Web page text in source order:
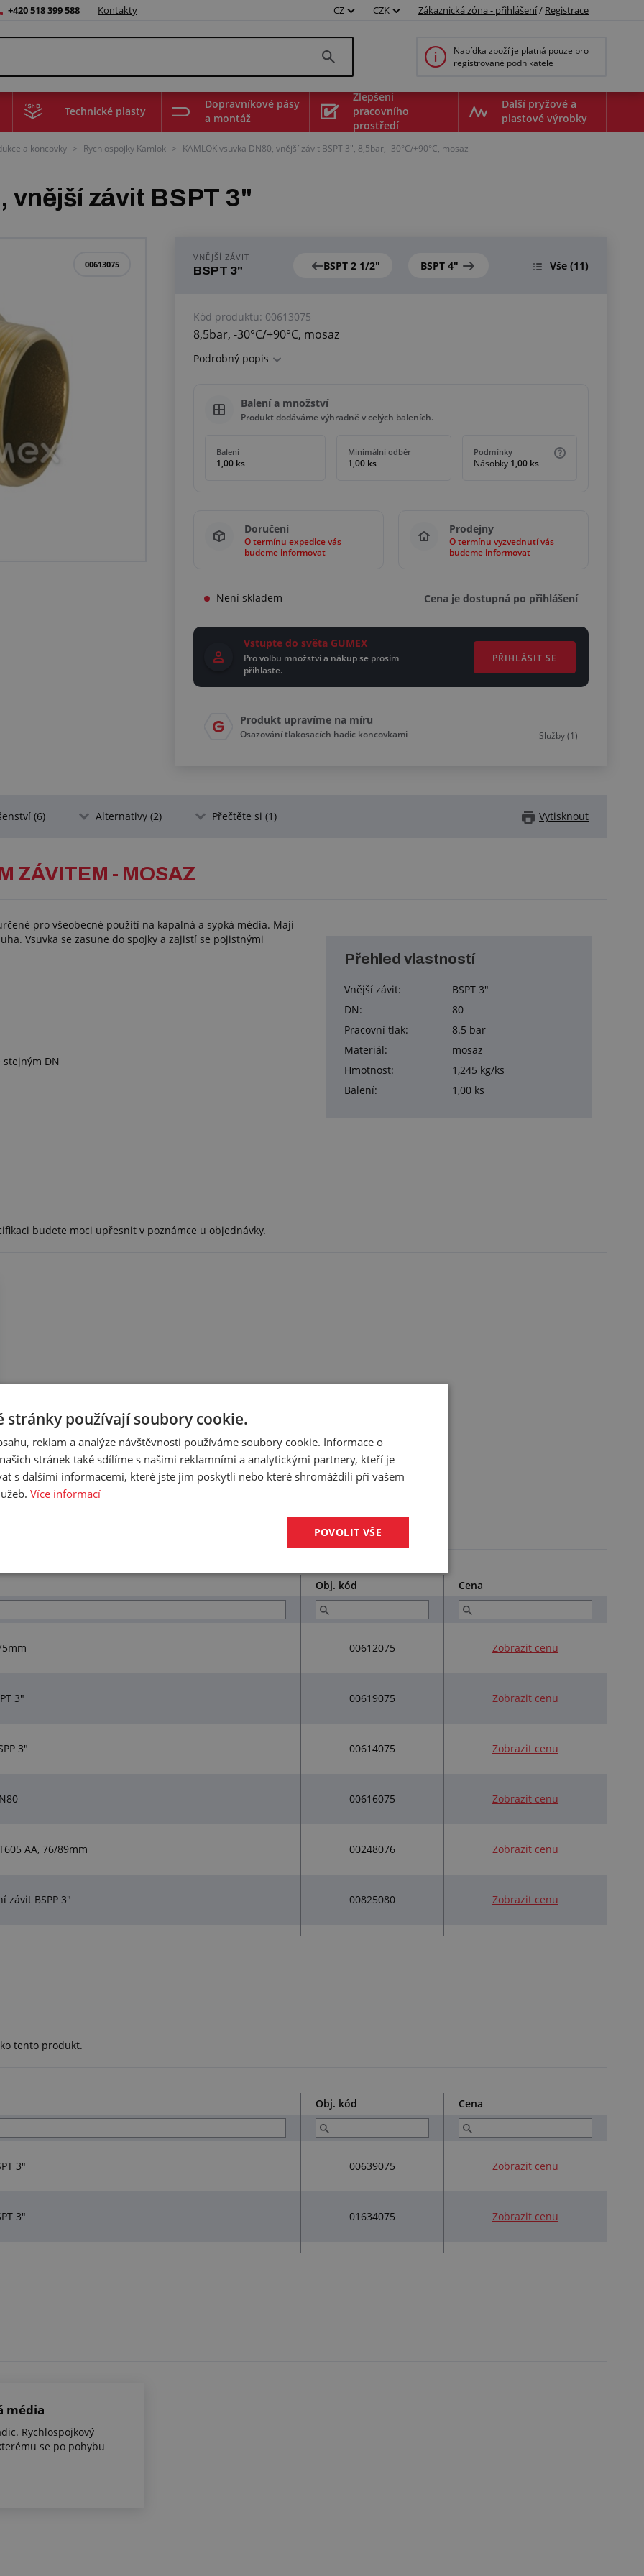
+420 518 399 588 Kontakty CZ CZK Zákaznická zóna - přihlášení/ Registrace
Nabídka zboží je platná pouze pro
registrované podnikatele
Technické plasty
Dopravníkové pásy
a montáž
Zlepšení
pracovního
prostředí
Další pryžové a
plastové výrobky
a koncovky > Rychlospojky Kamlok > KAMLOK vsuvka DN80, vnější závit BSPT 3", 8,5bar, -30°C/+90°C, mosaz
vnější závit BSPT 3"
00613075
VNĚJŠÍ ZÁVIT
BSPT 3" BSPT 2 1/2" BSPT 4" Vše (11)
Kód produktu: 00613075
8,5bar, -30°C/+90°C, mosaz
Podrobný popis
Balení a množství
Produkt dodáváme výhradně v celých baleních.
Balení
1,00 ks
Minimální odběr
1,00 ks
Podmínky
Násobky 1,00 ks
Doručení
O termínu expedice vás
budeme informovat
Prodejny
O termínu vyzvednutí vás
budeme informovat
Není skladem Cena je dostupná po přihlášení
Vstupte do světa GUMEX
Pro volbu množství a nákup se prosím
přihlaste.
PŘIHLÁSIT SE
Produkt upravíme na míru
Osazování tlakosacích hadic koncovkami Služby (1)
(6) Alternativy (2) Přečtěte si (1) Vytisknout
ZÁVITEM - MOSAZ
pro všeobecné použití na kapalná a sypká média. Mají
Vsuvka se zasune do spojky a zajistí se pojistnými
DN
Přehled vlastností
Vnější závit:
BSPT 3"
DN:
80
Pracovní tlak:
8.5 bar
Materiál:
mosaz
Hmotnost:
1,245 kg/ks
Balení:
1,00 ks
budete moci upřesnit v poznámce u objednávky.
k tomuto produktu.
Obj. kód Cena
00612075 Zobrazit cenu
3" 00619075 Zobrazit cenu
3" 00614075 Zobrazit cenu
00616075 Zobrazit cenu
AA, 76/89mm 00248076 Zobrazit cenu
závit BSPP 3" 00825080 Zobrazit cenu
tento produkt.
Obj. kód Cena
3" 00639075 Zobrazit cenu
3" 01634075 Zobrazit cenu
média
Rychlospojkový
se po pohybu
stránky používají soubory cookie.
reklam a analýze návštěvnosti používáme soubory cookie. Informace o
stránek také sdílíme s našimi reklamními a analytickými partnery, kteří je
s dalšími informacemi, které jste jim poskytli nebo které shromáždili při vašem
Více informací
POVOLIT VŠE